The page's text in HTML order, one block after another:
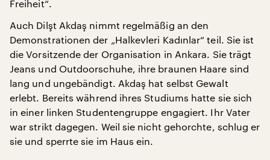
Freiheit“.
Auch Dilşt Akdaş nimmt regelmäßig an den
Demonstrationen der „Halkevleri Kadınlar“ teil. Sie ist
die Vorsitzende der Organisation in Ankara. Sie trägt
Jeans und Outdoorschuhe, ihre braunen Haare sind
lang und ungebändigt. Akdaş hat selbst Gewalt
erlebt. Bereits während ihres Studiums hatte sie sich
in einer linken Studentengruppe engagiert. Ihr Vater
war strikt dagegen. Weil sie nicht gehorchte, schlug er
sie und sperrte sie im Haus ein.